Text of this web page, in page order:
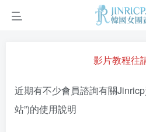
影片教程往
近期有不少會員諮詢有關
站”)的使用說明